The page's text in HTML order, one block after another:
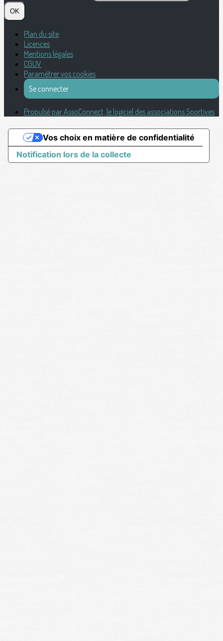
OK
Plan du site
Licences
Mentions légales
CGUV
Paramétrer vos cookies
Se connecter
Propulsé par AssoConnect, le logiciel des associations Sportives
Notification lors de la collecte
Vos choix en matière de confidentialité